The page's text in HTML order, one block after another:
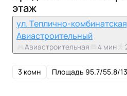
этаж
ул. Теплично-
Авиастроительный
Авиастроительная 4 мин
3 комн Площадь 95.7/55.8/